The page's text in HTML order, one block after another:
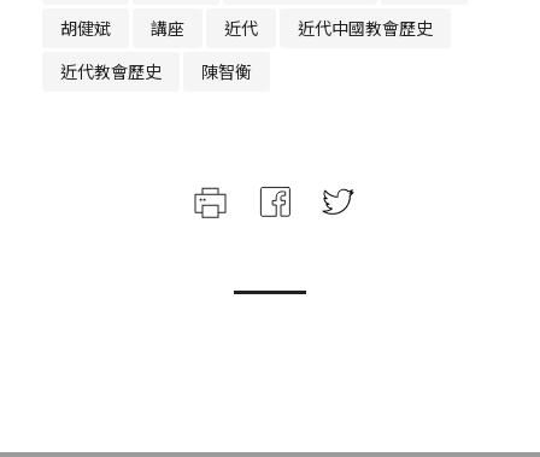
胡健斌
講座 近代
近代中國教會歷史
近代教會歷史
陳智衡